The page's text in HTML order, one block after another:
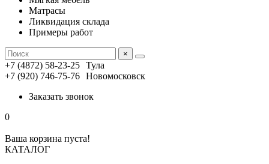
Матрасы
Ликвидация склада
Примеры работ
×
+7 (4872) 58-23-25 Тула
+7 (920) 746-75-76 Новомосковск
Заказать звонок
0
Ваша корзина пуста!
КАТАЛОГ